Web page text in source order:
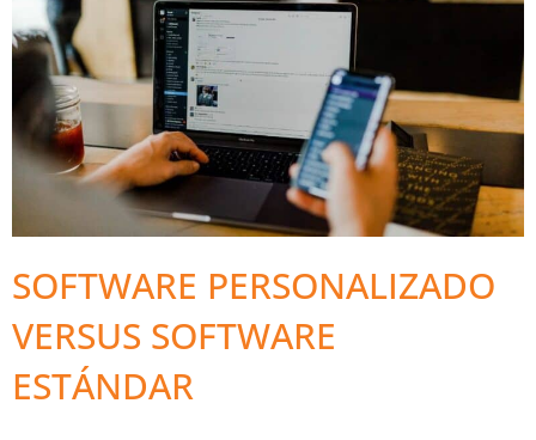
SOFTWARE PERSONALIZADO
VERSUS SOFTWARE
ESTÁNDAR